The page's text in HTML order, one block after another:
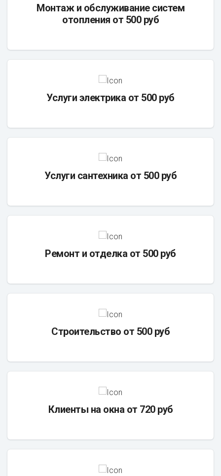
Монтаж и обслуживание систем
отопления от 500 руб
Услуги электрика от 500 руб
Услуги сантехника от 500 руб
Ремонт и отделка от 500 руб
Строительство от 500 руб
Клиенты на окна от 720 руб